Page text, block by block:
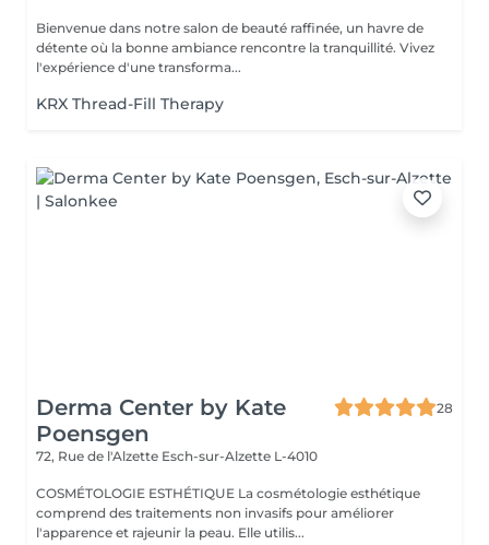
Bienvenue dans notre salon de beauté raffinée, un havre de
détente où la bonne ambiance rencontre la tranquillité. Vivez
l'expérience d'une transforma...
KRX Thread-Fill Therapy
Derma Center by Kate
Poensgen
28
72, Rue de l'Alzette Esch-sur-Alzette L-4010
COSMÉTOLOGIE ESTHÉTIQUE La cosmétologie esthétique
comprend des traitements non invasifs pour améliorer
l'apparence et rajeunir la peau. Elle utilis...